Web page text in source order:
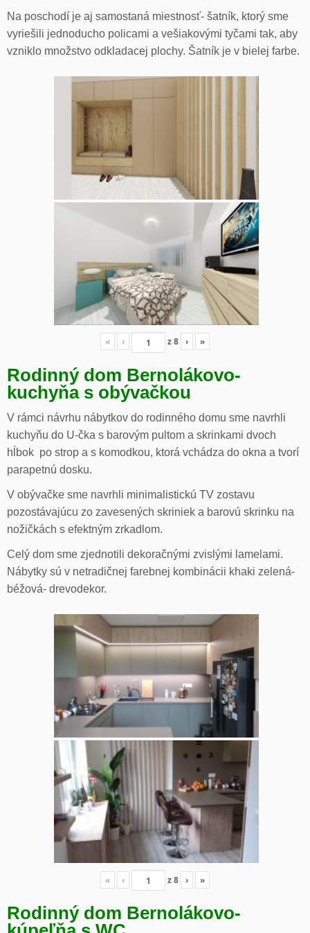
Na poschodí je aj samostaná miestnosť- šatník, ktorý sme
vyriešili jednoducho policami a vešiakovými tyčami tak, aby
vzniklo množstvo odkladacej plochy. Šatník je v bielej farbe.
« ‹ z8 › »
Rodinný dom Bernolákovo-
kuchyňa s obývačkou
V rámci návrhu nábytkov do rodinného domu sme navrhli
kuchyňu do U-čka s barovým pultom a skrinkami dvoch
hĺbok po strop a s komodkou, ktorá vchádza do okna a tvorí
parapetnú dosku.
V obývačke sme navrhli minimalistickú TV zostavu
pozostávajúcu zo zavesených skriniek a barovú skrinku na
nožičkách s efektným zrkadlom.
Celý dom sme zjednotili dekoračnými zvislými lamelami.
Nábytky sú v netradičnej farebnej kombinácii khaki zelená-
béžová- drevodekor.
« ‹ z8 › »
Rodinný dom Bernolákovo-